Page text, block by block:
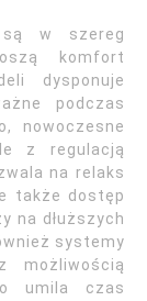
są w szereg
komfort
dysponuje
podczas
nowoczesne
z regulacją
na relaks
także dostęp
na dłuższych
systemy
możliwością
umila czas